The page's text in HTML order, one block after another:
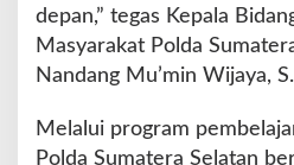
depan,” tegas Kepala
Masyarakat Polda
Nandang Mu’min Wijaya,
Melalui program
Polda Sumatera Selatan